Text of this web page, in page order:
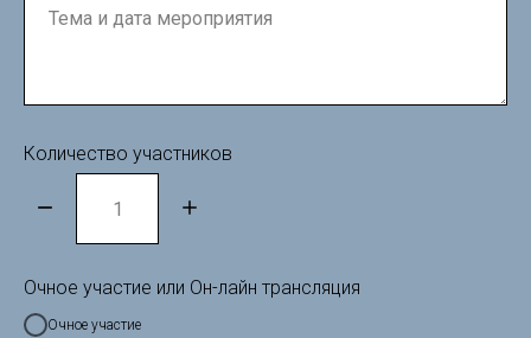
Количество участников
Очное участие или Он-лайн трансляция
Очное участие